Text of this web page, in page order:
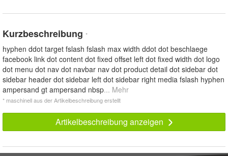
Kurzbeschreibung *
hyphen ddot target fslash fslash max width ddot dot beschlaege
facebook link dot content dot fixed offset left dot fixed width dot logo
dot menu dot nav dot navbar nav dot product detail dot sidebar dot
sidebar header dot sidebar left dot sidebar right media fslash hyphen
ampersand gt ampersand nbsp... Mehr
* maschinell aus der Artikelbeschreibung erstellt
Artikelbeschreibung anzeigen